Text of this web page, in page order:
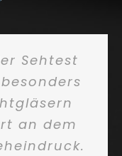
Sehtest
an dem